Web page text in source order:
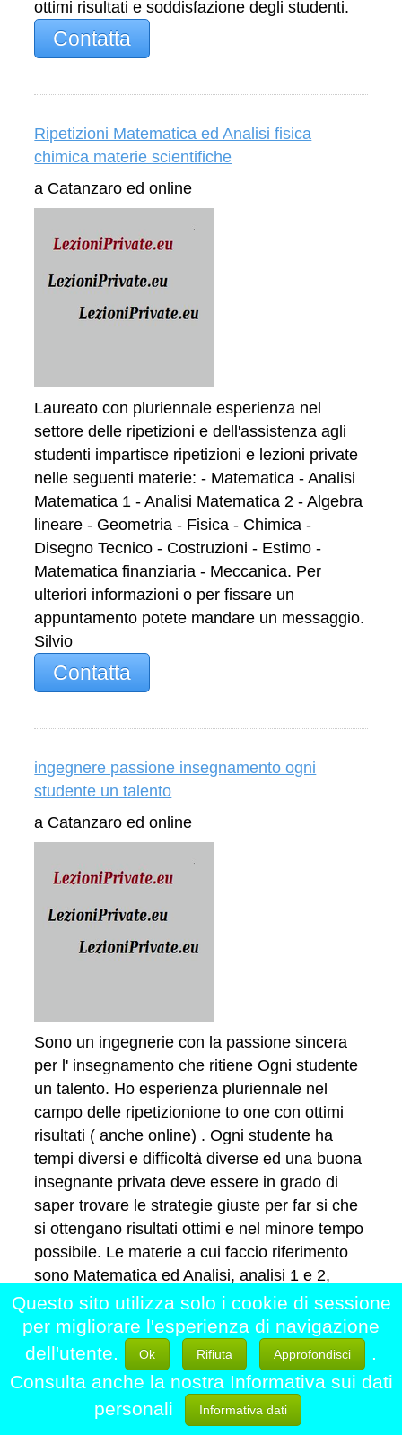
ottimi risultati e soddisfazione degli studenti.
Contatta
Ripetizioni Matematica ed Analisi fisica
chimica materie scientifiche
a Catanzaro ed online
Laureato con pluriennale esperienza nel
settore delle ripetizioni e dell'assistenza agli
studenti impartisce ripetizioni e lezioni private
nelle seguenti materie: - Matematica - Analisi
Matematica 1 - Analisi Matematica 2 - Algebra
lineare - Geometria - Fisica - Chimica -
Disegno Tecnico - Costruzioni - Estimo -
Matematica finanziaria - Meccanica. Per
ulteriori informazioni o per fissare un
appuntamento potete mandare un messaggio.
Silvio
Contatta
ingegnere passione insegnamento ogni
studente un talento
a Catanzaro ed online
Sono un ingegnerie con la passione sincera
per l' insegnamento che ritiene Ogni studente
un talento. Ho esperienza pluriennale nel
campo delle ripetizionione to one con ottimi
risultati ( anche online) . Ogni studente ha
tempi diversi e difficoltà diverse ed una buona
insegnante privata deve essere in grado di
saper trovare le strategie giuste per far si che
si ottengano risultati ottimi e nel minore tempo
possibile. Le materie a cui faccio riferimento
sono Matematica ed Analisi, analisi 1 e 2,
statica, dinamica, elettrotecnica, scienze e
tecnica delle costruzioni, sistemi operativi e di
basi, idraulica.
Contatta
Questo sito utilizza solo i cookie di sessione
per migliorare l'esperienza di navigazione
dell'utente.
Ok Rifiuta Approfondisci
Consulta anche la nostra Informativa sui dati
personali
Informativa dati